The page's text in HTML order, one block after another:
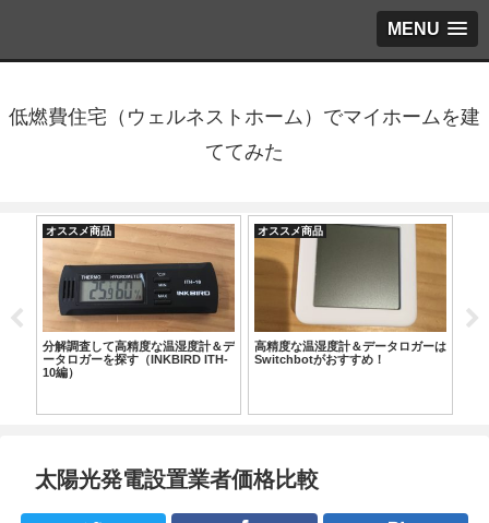
MENU
低燃費住宅（ウェルネストホーム）でマイホームを建
ててみた
オススメ商品
分解調査して高精度な温湿度計＆デ
ータロガーを探す（INKBIRD ITH-
10編）
オススメ商品
高精度な温湿度計＆データロガーは
Switchbotがおすすめ！
太陽光発電設置業者価格比較